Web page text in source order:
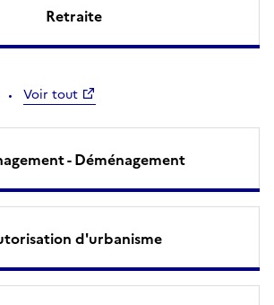
Retraite
Voir tout
- Déménagement
d'urbanisme